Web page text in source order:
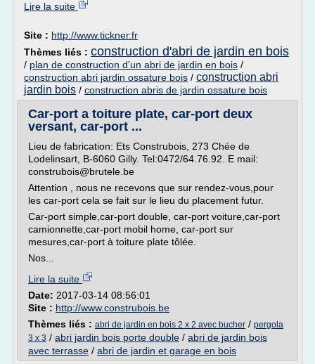
Lire la suite
Site : http://www.tickner.fr
Thèmes liés : construction d'abri de jardin en bois
/ plan de construction d'un abri de jardin en bois /
construction abri jardin ossature bois / construction abri
jardin bois / construction abris de jardin ossature bois
Car-port a toiture plate, car-port deux
versant, car-port ...
Lieu de fabrication: Ets Construbois, 273 Chée de
Lodelinsart, B-6060 Gilly. Tel:0472/64.76.92. E mail:
construbois@brutele.be
Attention , nous ne recevons que sur rendez-vous,pour
les car-port cela se fait sur le lieu du placement futur.
Car-port simple,car-port double, car-port voiture,car-port
camionnette,car-port mobil home, car-port sur
mesures,car-port à toiture plate tôlée.
Nos...
Lire la suite
Date: 2017-03-14 08:56:01
Site : http://www.construbois.be
Thèmes liés : abri de jardin en bois 2 x 2 avec bucher / pergola
3 x 3 / abri jardin bois porte double / abri de jardin bois
avec terrasse / abri de jardin et garage en bois